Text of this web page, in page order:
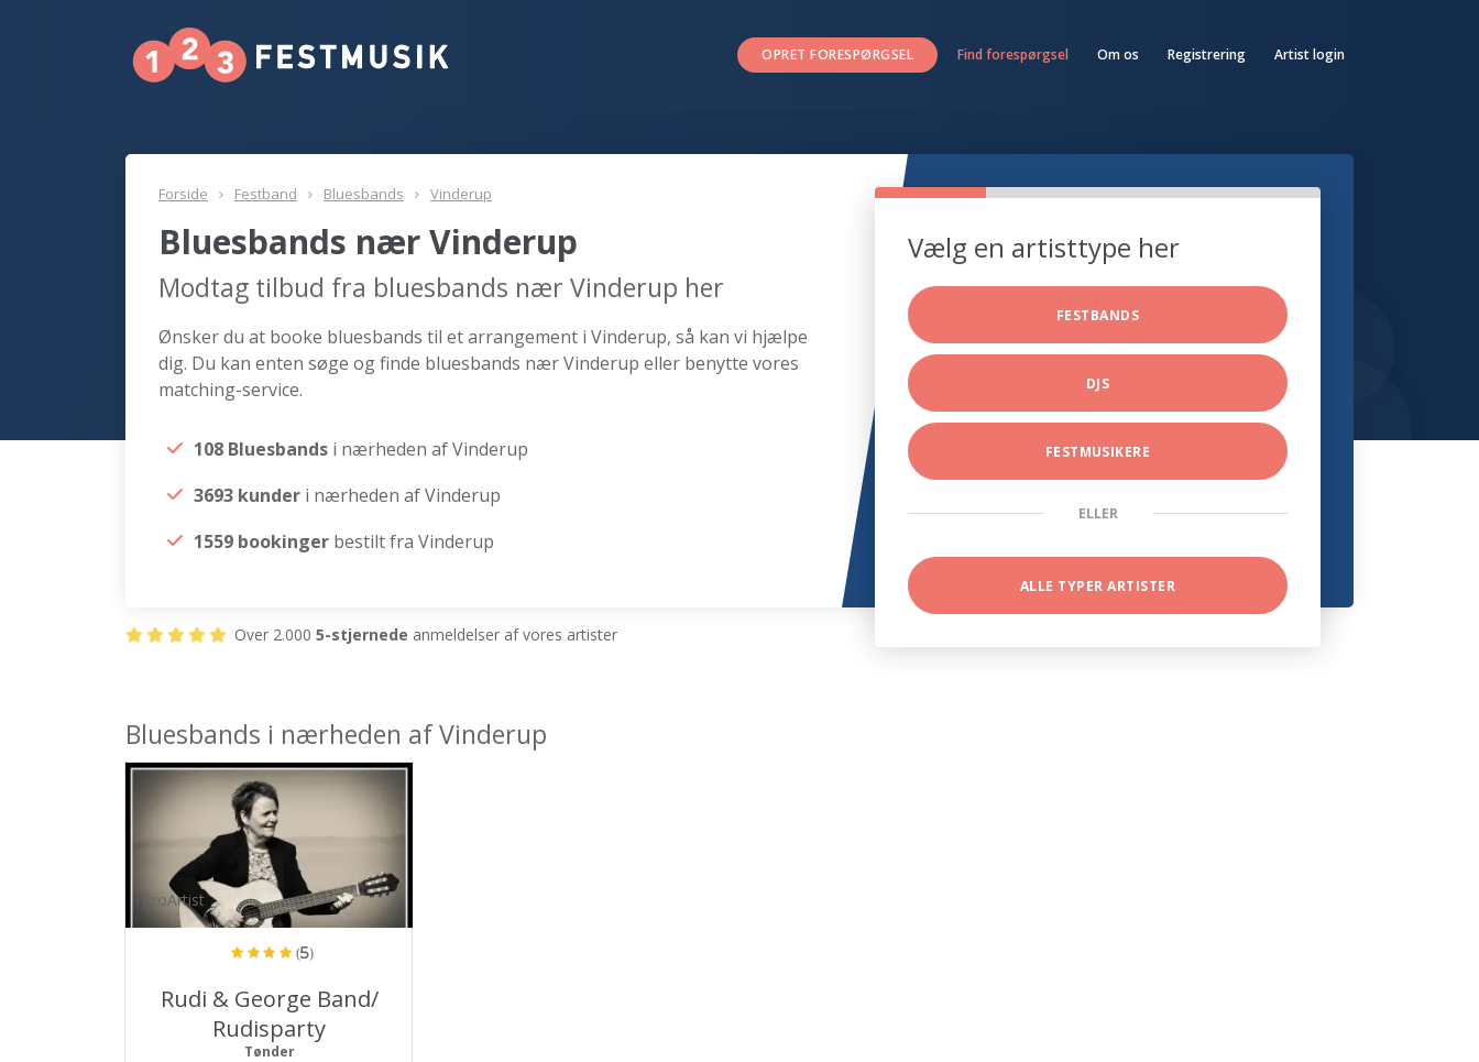
OPRET FORESPØRGSEL Find forespørgsel Om os Registrering Artist login
Forside Festband Bluesbands Vinderup
Bluesbands nær Vinderup
Modtag tilbud fra bluesbands nær Vinderup her
Ønsker du at booke bluesbands til et arrangement i Vinderup, så kan vi hjælpe
dig. Du kan enten søge og finde bluesbands nær Vinderup eller benytte vores
matching-service.
108 Bluesbands i nærheden af Vinderup
3693 kunder i nærheden af Vinderup
1559 bookinger bestilt fra Vinderup
Vælg en artisttype her
FESTBANDS
DJS
FESTMUSIKERE
ELLER
ALLE TYPER ARTISTER
Over 2.000 5-stjernede anmeldelser af vores artister
Bluesbands i nærheden af Vinderup
ProArtist
(5)
Rudi & George Band/
Rudisparty
Tønder